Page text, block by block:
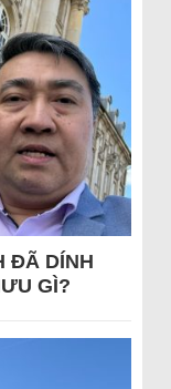
ĐÃ DÍNH
GÌ?